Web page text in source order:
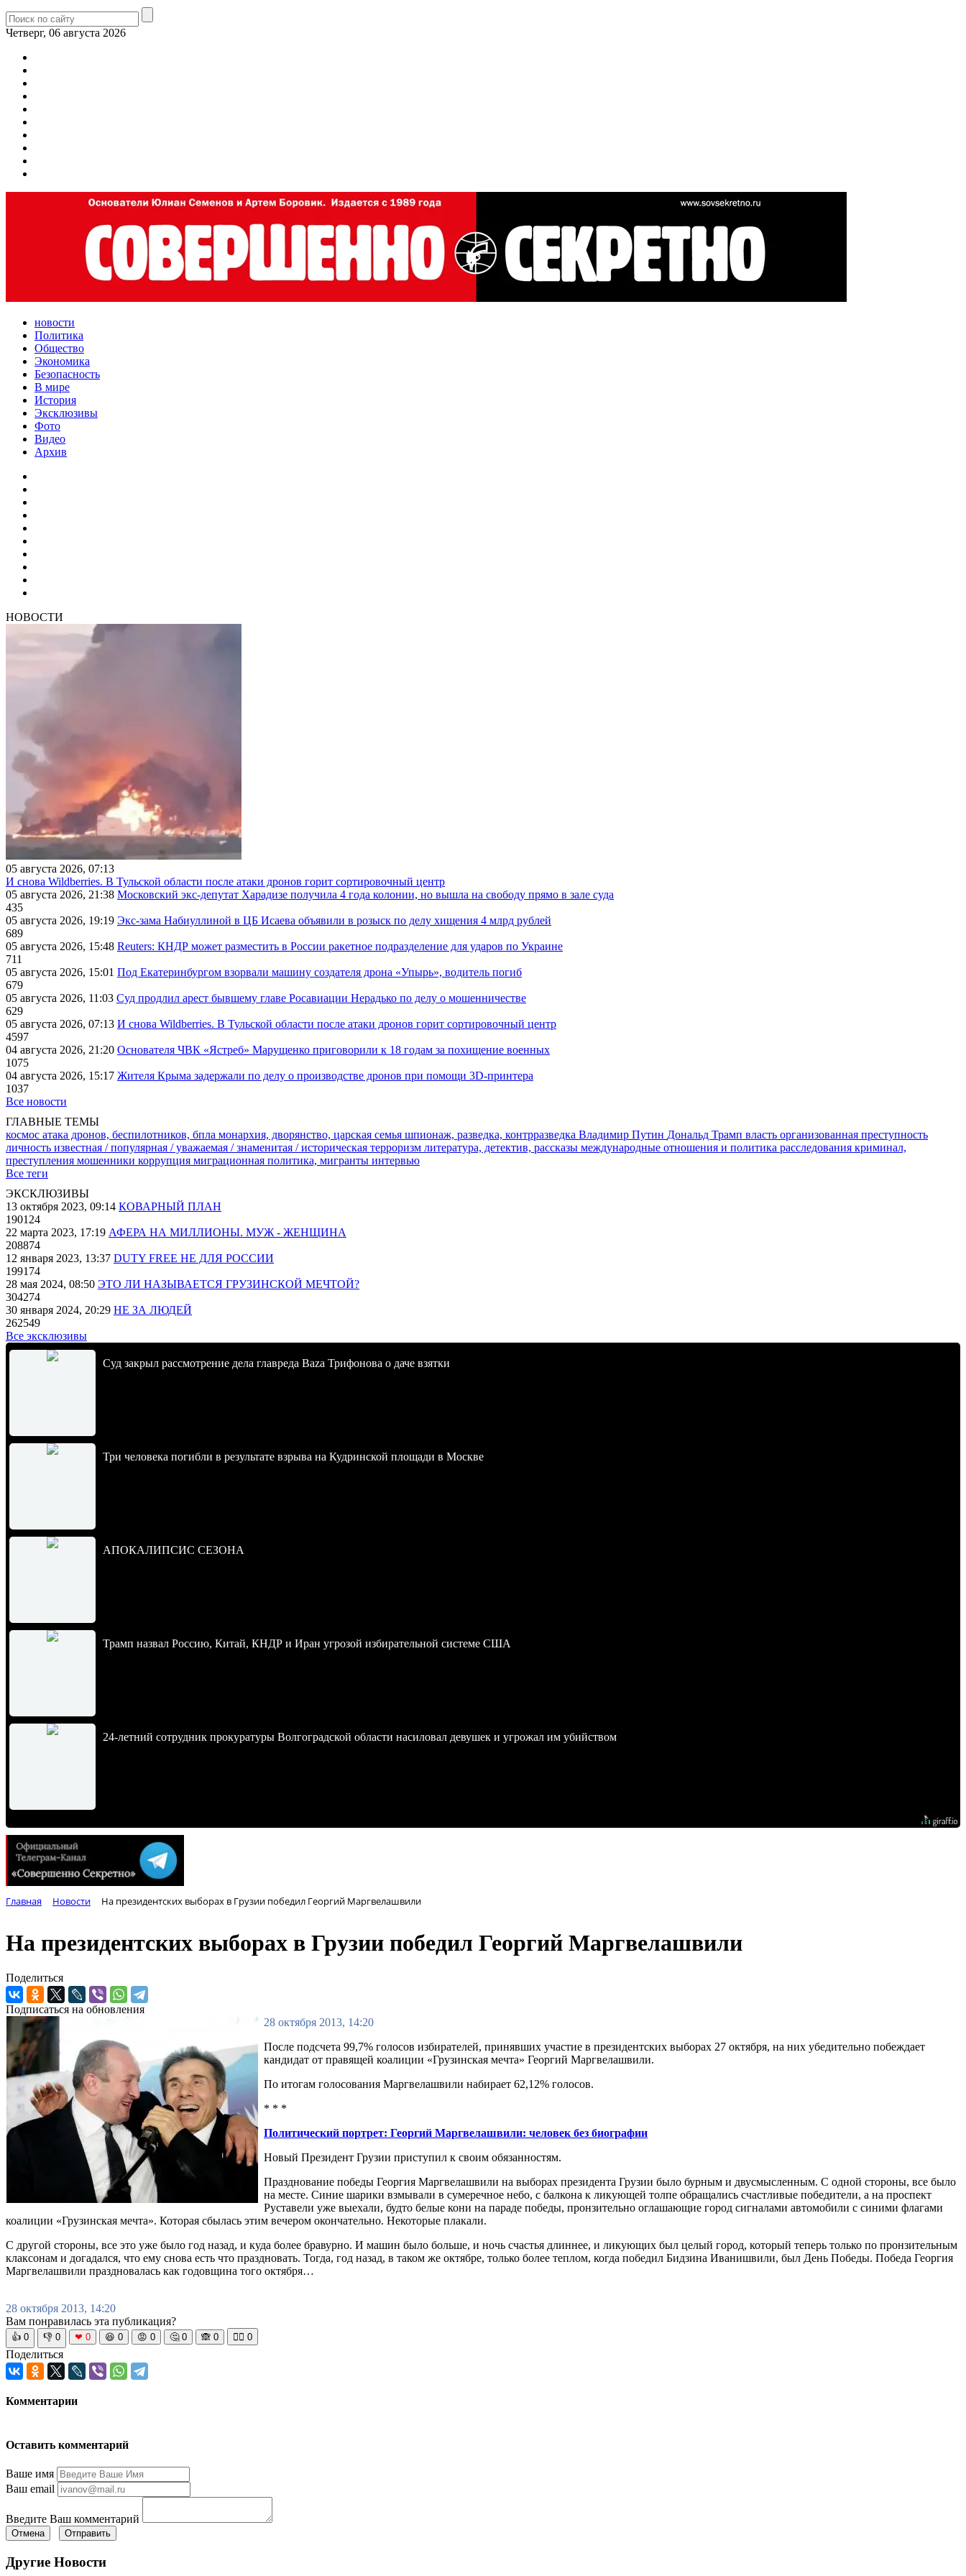
Четверг, 06 августа 2026
новости
Политика
Общество
Экономика
Безопасность
В мире
История
Эксклюзивы
Фото
Видео
Архив
НОВОСТИ
05 августа 2026, 07:13
И снова Wildberries. В Тульской области после атаки дронов горит сортировочный центр
05 августа 2026, 21:38 Московский экс-депутат Харадизе получила 4 года колонии, но вышла на свободу прямо в зале суда
435
05 августа 2026, 19:19 Экс-зама Набиуллиной в ЦБ Исаева объявили в розыск по делу хищения 4 млрд рублей
689
05 августа 2026, 15:48 Reuters: КНДР может разместить в России ракетное подразделение для ударов по Украине
711
05 августа 2026, 15:01 Под Екатеринбургом взорвали машину создателя дрона «Упырь», водитель погиб
679
05 августа 2026, 11:03 Суд продлил арест бывшему главе Росавиации Нерадько по делу о мошенничестве
629
05 августа 2026, 07:13 И снова Wildberries. В Тульской области после атаки дронов горит сортировочный центр
4597
04 августа 2026, 21:20 Основателя ЧВК «Ястреб» Марущенко приговорили к 18 годам за похищение военных
1075
04 августа 2026, 15:17 Жителя Крыма задержали по делу о производстве дронов при помощи 3D‑принтера
1037
Все новости
ГЛАВНЫЕ ТЕМЫ
космос атака дронов, беспилотников, бпла монархия, дворянство, царская семья шпионаж, разведка, контрразведка Владимир Путин Дональд Трамп власть организованная преступность
личность известная / популярная / уважаемая / знаменитая / историческая терроризм литература, детектив, рассказы международные отношения и политика расследования криминал,
преступления мошенники коррупция миграционная политика, мигранты интервью
Все теги
ЭКСКЛЮЗИВЫ
13 октября 2023, 09:14 КОВАРНЫЙ ПЛАН
190124
22 марта 2023, 17:19 АФЕРА НА МИЛЛИОНЫ. МУЖ - ЖЕНЩИНА
208874
12 января 2023, 13:37 DUTY FREE НЕ ДЛЯ РОССИИ
199174
28 мая 2024, 08:50 ЭТО ЛИ НАЗЫВАЕТСЯ ГРУЗИНСКОЙ МЕЧТОЙ?
304274
30 января 2024, 20:29 НЕ ЗА ЛЮДЕЙ
262549
Все эксклюзивы
Суд закрыл рассмотрение дела главреда Baza Трифонова о даче взятки
Три человека погибли в результате взрыва на Кудринской площади в Москве
АПОКАЛИПСИС СЕЗОНА
Трамп назвал Россию, Китай, КНДР и Иран угрозой избирательной системе США
24-летний сотрудник прокуратуры Волгоградской области насиловал девушек и угрожал им убийством
Главная Новости На президентских выборах в Грузии победил Георгий Маргвелашвили
На президентских выборах в Грузии победил Георгий Маргвелашвили
Поделиться
Подписаться на обновления
28 октября 2013, 14:20
После подсчета 99,7% голосов избирателей, принявших участие в президентских выборах 27 октября, на них убедительно побеждает
кандидат от правящей коалиции «Грузинская мечта» Георгий Маргвелашвили.
По итогам голосования Маргвелашвили набирает 62,12% голосов.
* * *
Политический портрет: Георгий Маргвелашвили: человек без биографии
Новый Президент Грузии приступил к своим обязанностям.
Празднование победы Георгия Маргвелашвили на выборах президента Грузии было бурным и двусмысленным. С одной стороны, все было
на месте. Синие шарики взмывали в сумеречное небо, с балкона к ликующей толпе обращались счастливые победители, а на проспект
Руставели уже выехали, будто белые кони на параде победы, пронзительно оглашающие город сигналами автомобили с синими флагами
коалиции «Грузинская мечта». Которая сбылась этим вечером окончательно. Некоторые плакали.
С другой стороны, все это уже было год назад, и куда более бравурно. И машин было больше, и ночь счастья длиннее, и ликующих был целый город, который теперь только по пронзительным
клаксонам и догадался, что ему снова есть что праздновать. Тогда, год назад, в таком же октябре, только более теплом, когда победил Бидзина Иванишвили, был День Победы. Победа Георгия
Маргвелашвили праздновалась как годовщина того октября…
28 октября 2013, 14:20
Вам понравилась эта публикация?
👍 0 👎 0 ❤ 0 😆 0 😡 0 🤔 0 🙈 0 🧘‍♀️ 0
Поделиться
Комментарии
Оставить комментарий
Ваше имя
Ваш email
Введите Ваш комментарий
Отмена Отправить
Другие Новости